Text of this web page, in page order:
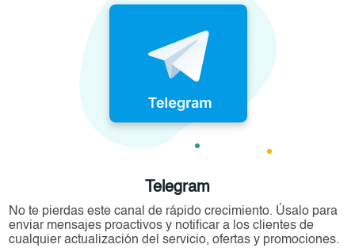
Telegram
No te pierdas este canal de rápido crecimiento. Úsalo para
enviar mensajes proactivos y notificar a los clientes de
cualquier actualización del servicio, ofertas y promociones.